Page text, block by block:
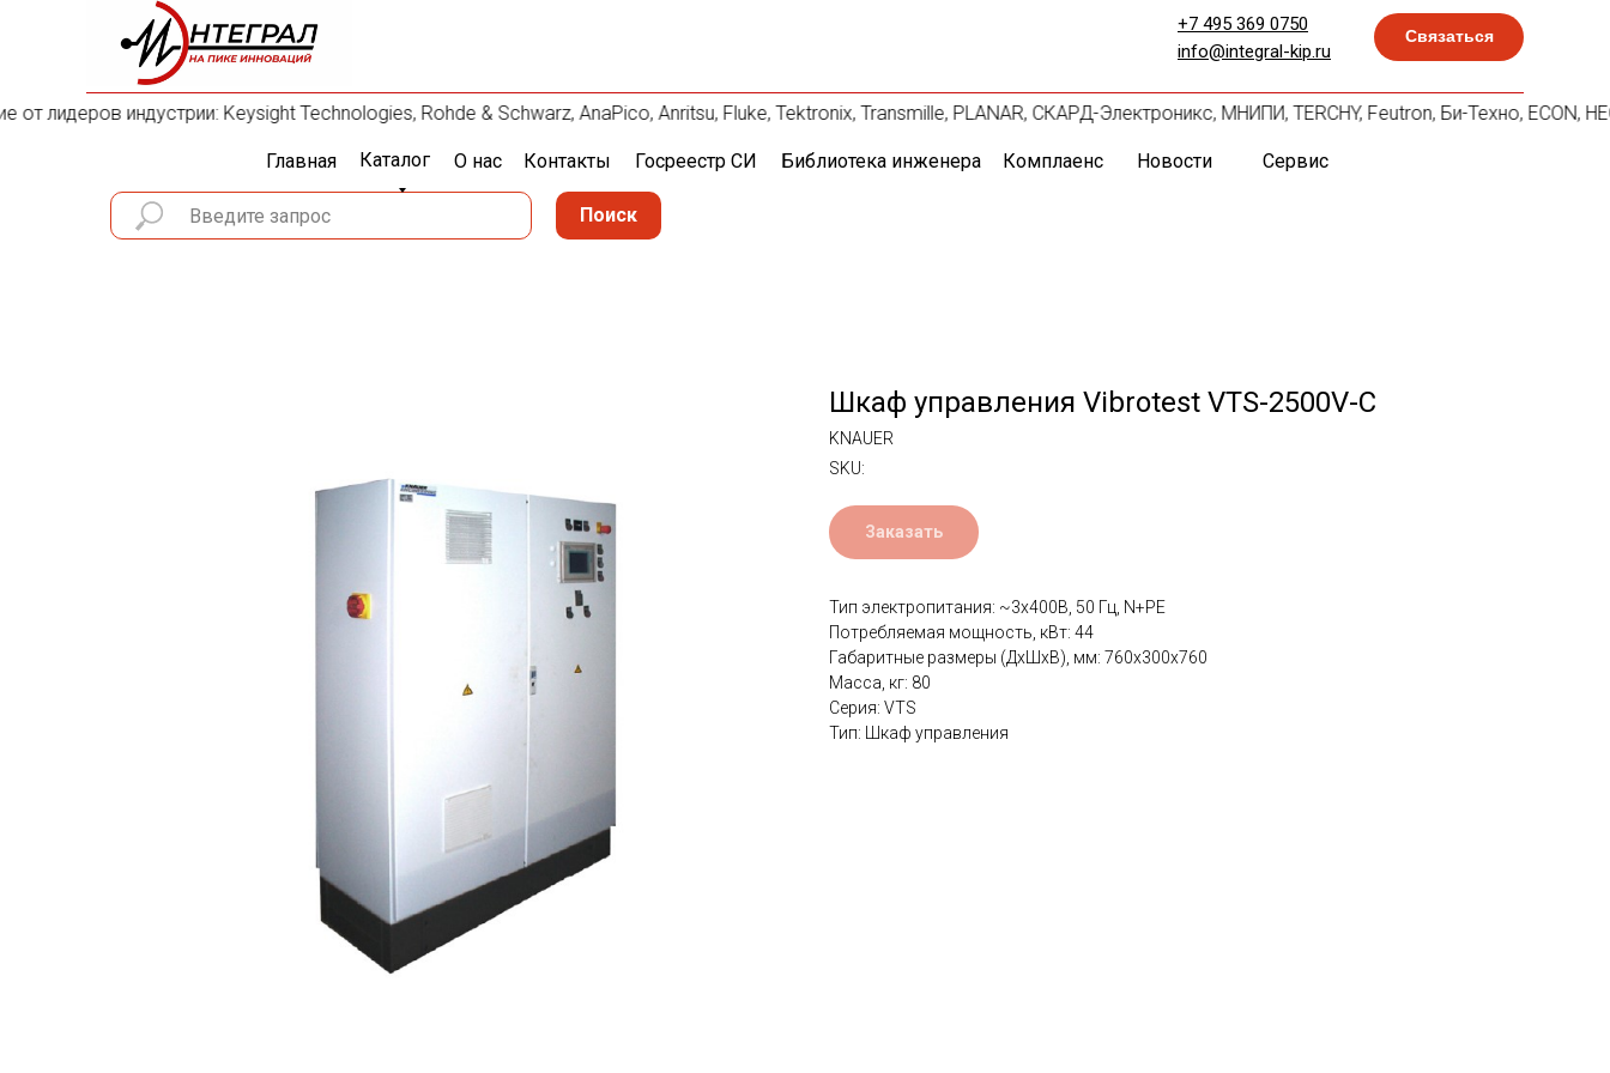
Связаться
+7 495 369 0750
info@integral-kip.ru
лидеров индустрии: Keysight Technologies, Rohde & Schwarz, AnaPico, Anritsu, Fluke, Tektronix, Transmille, PLANAR, СКАРД-Электроникс, МНИПИ, TERCHY, Feutron, Би-Техно, ECON,
Главная Каталог О нас Контакты Госреестр СИ Библиотека инженера Комплаенс Новости Сервис
Поиск
Шкаф управления Vibrotest VTS-2500V-C
KNAUER
SKU:
Заказать
Тип электропитания: ~3х400В, 50 Гц, N+PE
Потребляемая мощность, кВт: 44
Габаритные размеры (ДхШхВ), мм: 760x300x760
Масса, кг: 80
Серия: VTS
Тип: Шкаф управления